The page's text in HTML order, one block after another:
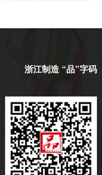
浙江制造 “品”字码